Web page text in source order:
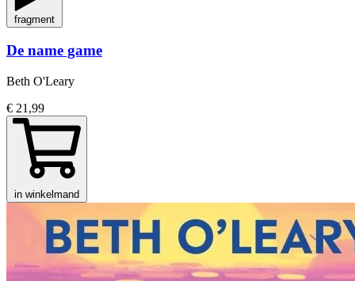
fragment
De name game
Beth O'Leary
€ 21,99
in winkelmand